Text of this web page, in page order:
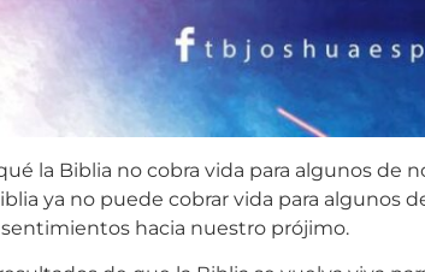
la Biblia no cobra vida para algunos de
ya no puede cobrar vida para algunos
hacia nuestro prójimo.